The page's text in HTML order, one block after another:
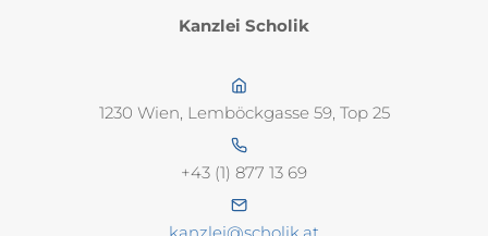
Kanzlei Scholik
1230 Wien, Lemböckgasse 59, Top 25
+43 (1) 877 13 69